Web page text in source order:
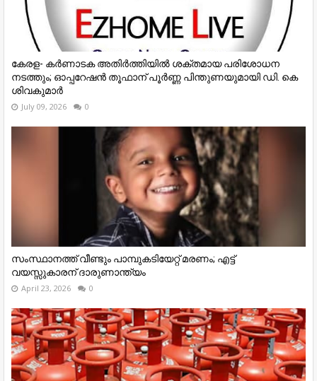
കേരള- കർണാടക അതിർത്തിയിൽ ശക്തമായ പരിശോധന
നടത്തും; ഓപ്പറേഷൻ തൂഫാന് പൂർണ്ണ പിന്തുണയുമായി ഡി. കെ
ശിവകുമാർ
July 09, 2026 0
സംസ്ഥാനത്ത് വീണ്ടും പാമ്പുകടിയേറ്റ് മരണം; എട്ട്
വയസ്സുകാരന് ദാരുണാന്ത്യം
April 23, 2026 0